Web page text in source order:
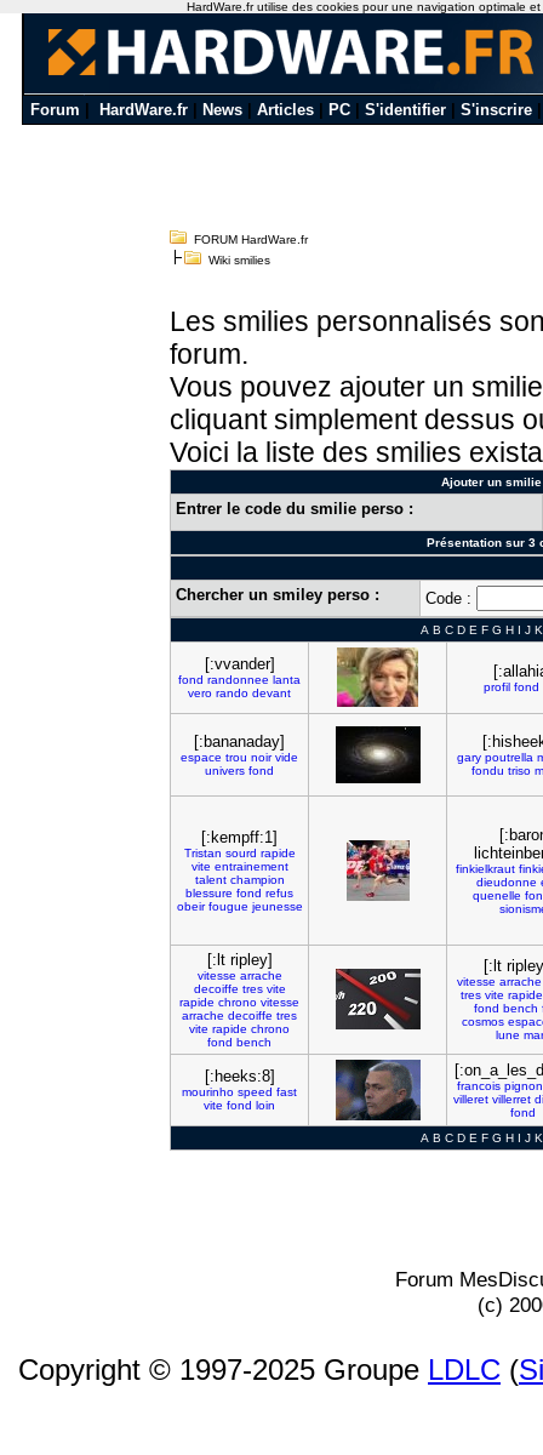
Forum HardWare.fr News Articles PC S'identifier S'inscrire
FORUM HardWare.fr
Wiki smilies
Les smilies personnalisés
forum.
Vous pouvez ajouter un
cliquant simplement dessus
Voici la liste des smilies
Ajouter un
Entrer le code du smilie perso :
Présentation sur 3
Chercher un smiley perso : Code :
A B C D E F G H I J K
[:vvander]
fond randonnee lanta
vero rando devant profil fond
[:bananaday]
espace trou noir vide
univers fond
gary poutrella
fondu triso
[:kempff:1]
Tristan sourd rapide
vite entrainement
talent champion
blessure fond refus
obeir fougue jeunesse
finkielkraut
dieudonne
quenelle
[:lt ripley]
vitesse arrache
decoiffe tres vite
rapide chrono vitesse
arrache decoiffe tres
vite rapide chrono
fond bench
[:lt
vitesse arrache
tres vite rapide
fond bench
cosmos
lune
[:heeks:8]
mourinho speed fast
vite fond loin
francois pignon
villeret villerret
fond
A B C D E F G H I J K
Forum
(c)
Copyright © 1997-2025 Groupe LDLC (
HardWare.fr utilise des cookies pour une navigation optimale